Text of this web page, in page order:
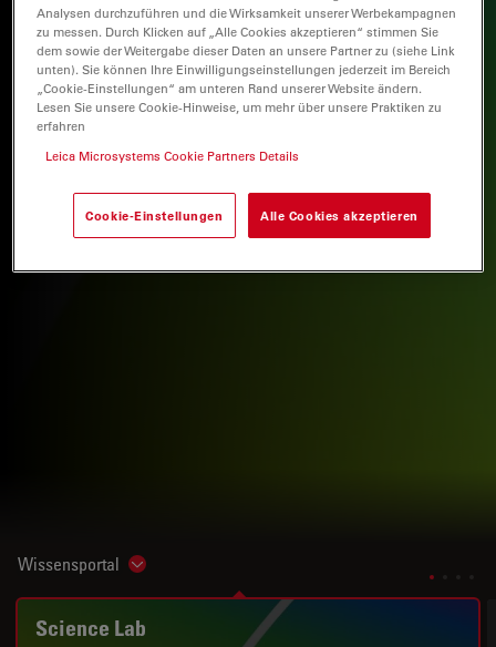
Wissensportal Show subnavigation
Science Lab
Analysen durchzuführen und die Wirksamkeit unserer Werbekampagnen
zu messen. Durch Klicken auf „Alle Cookies akzeptieren“ stimmen Sie
dem sowie der Weitergabe dieser Daten an unsere Partner zu (siehe Link
unten). Sie können Ihre Einwilligungseinstellungen jederzeit im Bereich
„Cookie-Einstellungen“ am unteren Rand unserer Website ändern.
Lesen Sie unsere Cookie-Hinweise, um mehr über unsere Praktiken zu
erfahren
Leica Microsystems Cookie Partners Details
Cookie-Einstellungen Alle Cookies akzeptieren